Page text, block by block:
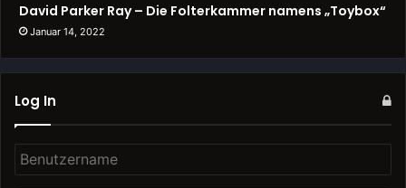
David Parker Ray – Die Folterkammer namens „Toybox“
Januar 14, 2022
Log In